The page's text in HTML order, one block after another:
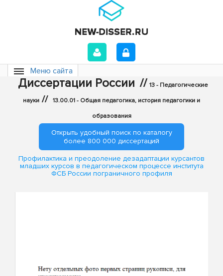
Меню сайта
Диссертации России // 13 - Педагогические
науки // 13.00.01 - Общая педагогика, история педагогики и
образования
Открыть удобный поиск по каталогу
более 800 000 диссертаций
Профилактика и преодоление дезадаптации курсантов
младших курсов в педагогическом процессе института
ФСБ России пограничного профиля